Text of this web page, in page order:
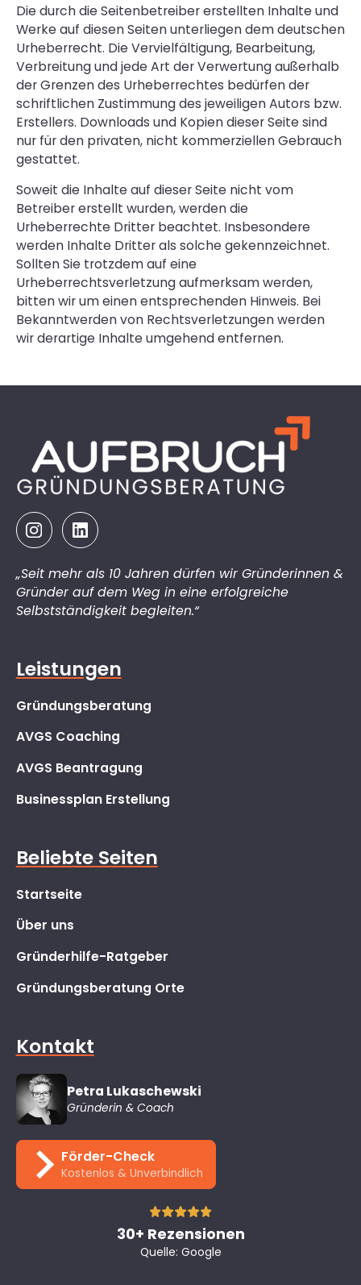
Die durch die Seitenbetreiber erstellten Inhalte und
Werke auf diesen Seiten unterliegen dem deutschen
Urheberrecht. Die Vervielfältigung, Bearbeitung,
Verbreitung und jede Art der Verwertung außerhalb
der Grenzen des Urheberrechtes bedürfen der
schriftlichen Zustimmung des jeweiligen Autors bzw.
Erstellers. Downloads und Kopien dieser Seite sind
nur für den privaten, nicht kommerziellen Gebrauch
gestattet.
Soweit die Inhalte auf dieser Seite nicht vom
Betreiber erstellt wurden, werden die
Urheberrechte Dritter beachtet. Insbesondere
werden Inhalte Dritter als solche gekennzeichnet.
Sollten Sie trotzdem auf eine
Urheberrechtsverletzung aufmerksam werden,
bitten wir um einen entsprechenden Hinweis. Bei
Bekanntwerden von Rechtsverletzungen werden
wir derartige Inhalte umgehend entfernen.
„Seit mehr als 10 Jahren dürfen wir Gründerinnen &
Gründer auf dem Weg in eine erfolgreiche
Selbstständigkeit begleiten.“
Leistungen
Gründungsberatung
AVGS Coaching
AVGS Beantragung
Businessplan Erstellung
Beliebte Seiten
Startseite
Über uns
Gründerhilfe-Ratgeber
Gründungsberatung Orte
Kontakt
Petra Lukaschewski
Gründerin & Coach
Förder-Check
Kostenlos & Unverbindlich
30+ Rezensionen
Quelle: Google